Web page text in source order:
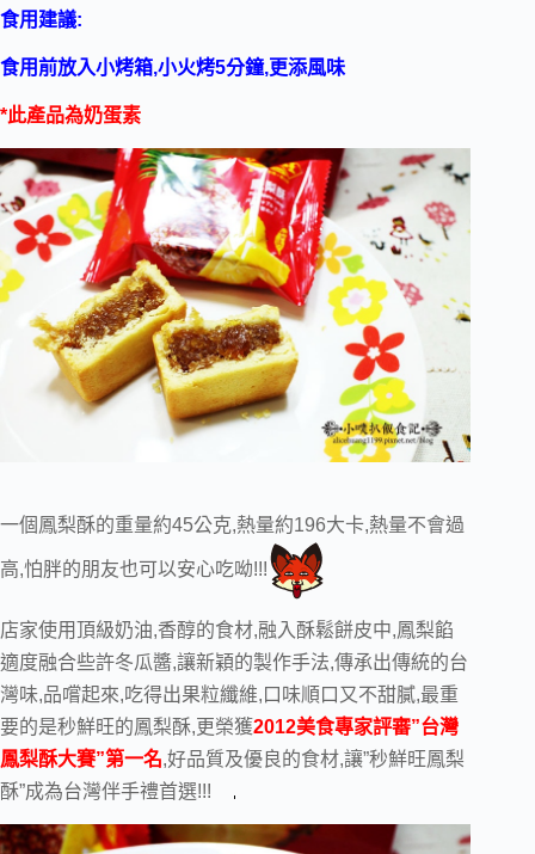
食用建議:
食用前放入小烤箱,小火烤5分鐘,更添風味
*此產品為奶蛋素
一個鳳梨酥的重量約45公克,熱量約196大卡,熱量不會過
高,怕胖的朋友也可以安心吃呦!!!
店家使用頂級奶油,香醇的食材,融入酥鬆餅皮中,鳳梨餡
適度融合些許冬瓜醬,讓新穎的製作手法,傳承出傳統的台
灣味,品嚐起來,吃得出果粒纖維,口味順口又不甜膩,最重
要的是秒鮮旺的鳳梨酥,更榮獲2012美食專家評審”台灣
鳳梨酥大賽”第一名,好品質及優良的食材,讓”秒鮮旺鳳梨
酥”成為台灣伴手禮首選!!!